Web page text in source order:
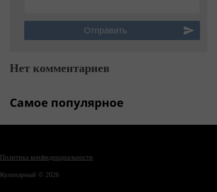
Нет комментариев
Самое популярное
Политика конфиденциальности
Кулинарный © 2026